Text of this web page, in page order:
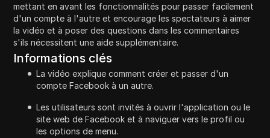
mettant en avant les fonctionnalités pour passer facilement
d'un compte à l'autre et encourage les spectateurs à aimer
la vidéo et à poser des questions dans les commentaires
s'ils nécessitent une aide supplémentaire.
Informations clés
La vidéo explique comment créer et passer d'un
compte Facebook à un autre.
Les utilisateurs sont invités à ouvrir l'application ou le
site web de Facebook et à naviguer vers le profil ou
les options de menu.